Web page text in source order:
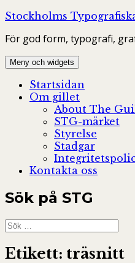
Hoppa
innehåll
Stockholms
För god form, typografi,
Meny och widgets
Startsidan
Om gillet
About The
STG-märket
Styrelse
Stadgar
Kontakta oss
Sök på STG
Sök
efter:
Etikett: träsnitt